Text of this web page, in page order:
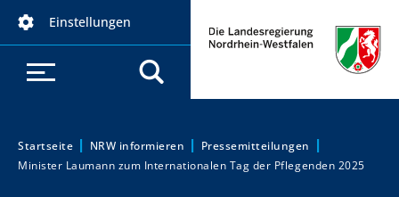
Einstellungen
Sie sind hier:
Startseite NRW informieren
Pressemitteilungen
Minister Laumann zum Internationalen Tag der Pflegenden 2025